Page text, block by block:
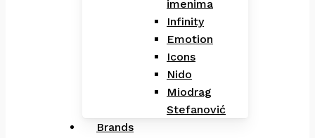
imenima
Infinity
Emotion
Icons
Nido
Miodrag
Stefanović
Brands